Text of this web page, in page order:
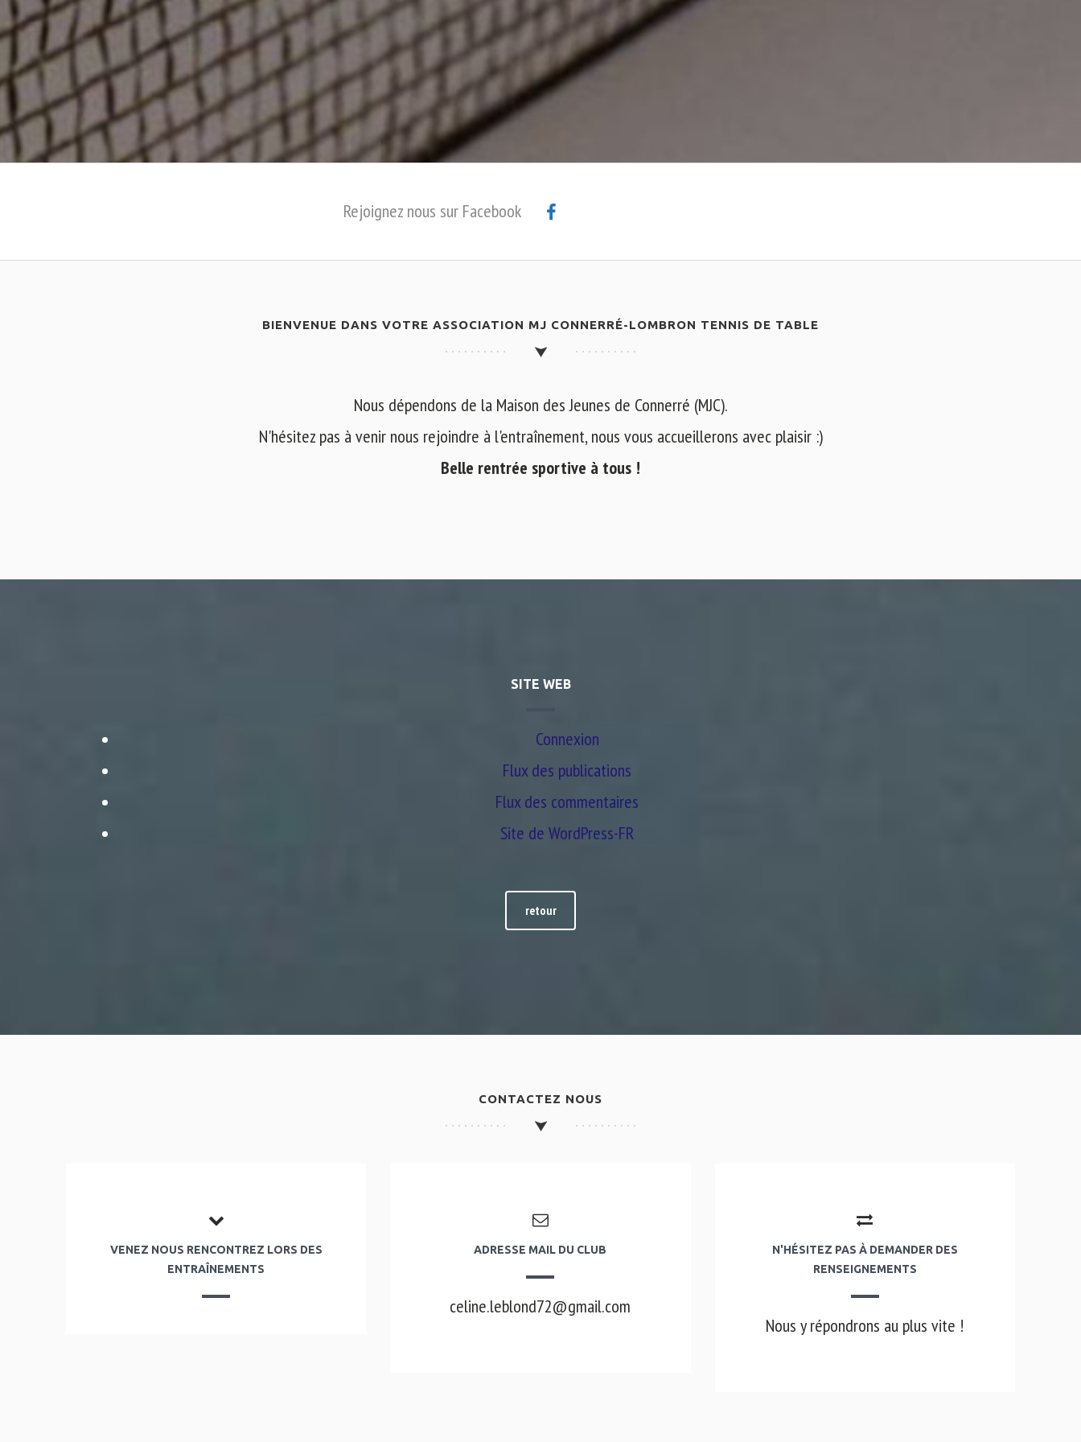
Rejoignez nous sur Facebook
BIENVENUE DANS VOTRE ASSOCIATION MJ CONNERRÉ-LOMBRON TENNIS DE TABLE
Nous dépendons de la Maison des Jeunes de Connerré (MJC).
N'hésitez pas à venir nous rejoindre à l'entraînement, nous vous accueillerons avec plaisir :)
Belle rentrée sportive à tous !
SITE WEB
Connexion
Flux des publications
Flux des commentaires
Site de WordPress-FR
retour
CONTACTEZ NOUS
VENEZ NOUS RENCONTREZ LORS DES
ENTRAÎNEMENTS
ADRESSE MAIL DU CLUB
celine.leblond72@gmail.com
N'HÉSITEZ PAS À DEMANDER DES
RENSEIGNEMENTS
Nous y répondrons au plus vite !